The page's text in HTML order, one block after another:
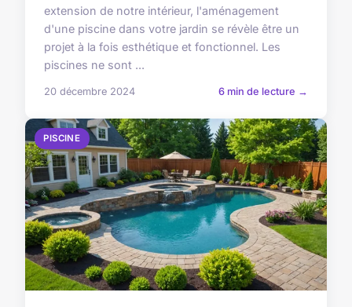
extension de notre intérieur, l'aménagement
d'une piscine dans votre jardin se révèle être un
projet à la fois esthétique et fonctionnel. Les
piscines ne sont ...
20 décembre 2024 6 min de lecture →
PISCINE